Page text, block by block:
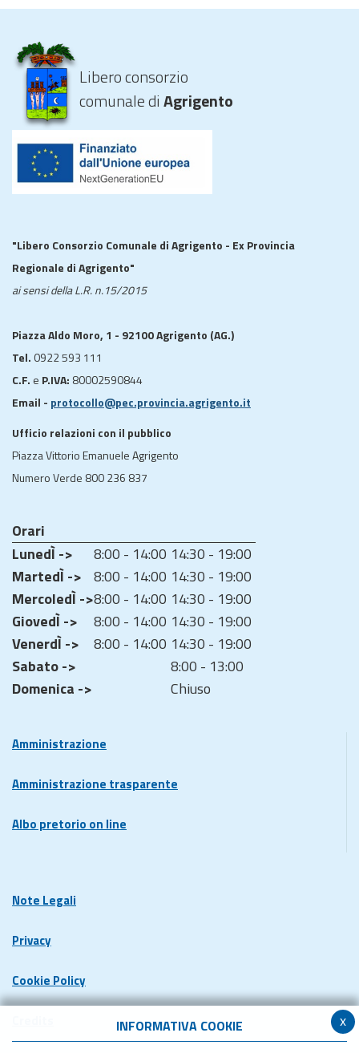
x
INFORMATIVA COOKIE
Libero consorzio
comunale diAgrigento
"Libero Consorzio Comunale di Agrigento - Ex Provincia
Regionale di Agrigento"
ai sensi della L.R. n.15/2015
Piazza Aldo Moro, 1 - 92100 Agrigento (AG.)
Tel. 0922 593 111
C.F. e P.IVA: 80002590844
Email - protocollo@pec.provincia.agrigento.it
Ufficio relazioni con il pubblico
Piazza Vittorio Emanuele Agrigento
Numero Verde 800 236 837
Orari
LunedÌ ->
8:00 - 14:00 14:30 - 19:00
MartedÌ -> 8:00 - 14:00 14:30 - 19:00
MercoledÌ ->8:00 - 14:00 14:30 - 19:00
GiovedÌ ->
8:00 - 14:00 14:30 - 19:00
VenerdÌ ->
8:00 - 14:00 14:30 - 19:00
Sabato ->
8:00 - 13:00
Domenica ->
Chiuso
Amministrazione
Amministrazione trasparente
Albo pretorio on line
Note Legali
Privacy
Cookie Policy